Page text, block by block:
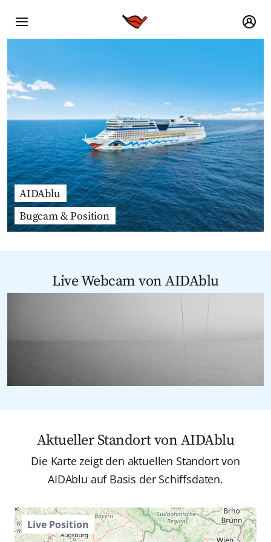
AIDAblu
Bugcam & Position
Live Webcam von AIDAblu
Aktueller Standort von AIDAblu
Die Karte zeigt den aktuellen Standort von
AIDAblu auf Basis der Schiffsdaten.
Live Position